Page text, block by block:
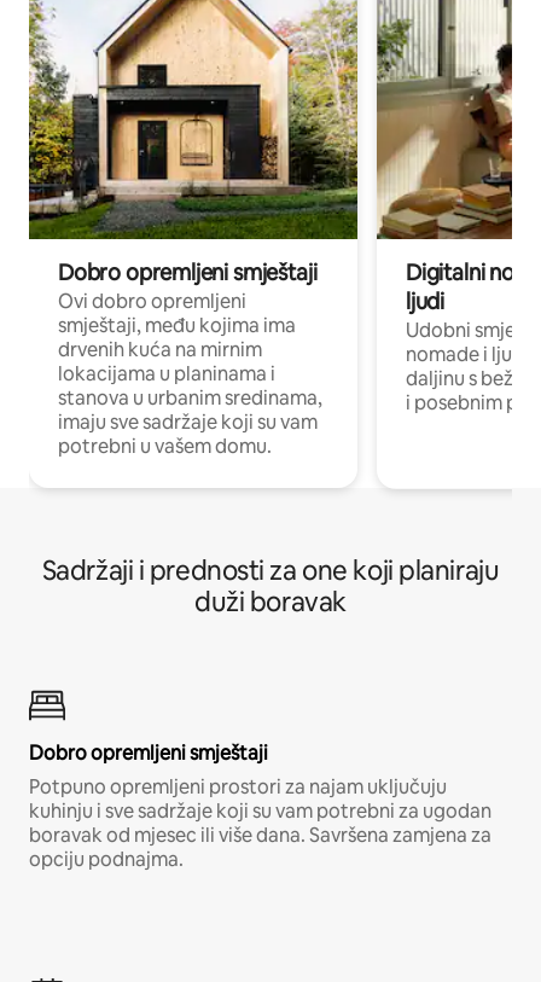
Dobro opremljeni smještaji
Ovi dobro opremljeni
smještaji, među kojima ima
drvenih kuća na mirnim
lokacijama u planinama i
stanova u urbanim sredinama,
imaju sve sadržaje koji su vam
potrebni u vašem domu.
Digitalni
ljudi
Udobni
nomade i ljude
daljinu s
i posebnim
Sadržaji i prednosti za one koji planiraju
duži boravak
Dobro opremljeni smještaji
Potpuno opremljeni prostori za najam uključuju
kuhinju i sve sadržaje koji su vam potrebni za ugodan
boravak od mjesec ili više dana. Savršena zamjena za
opciju podnajma.